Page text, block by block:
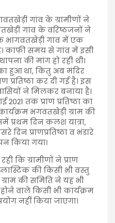
गांव के ग्रामीणों ने
गांव के वरिष्ठजनों ने
भागवतखेड़ी गांव में एक
काफी समय से गांव में इसी
की मांग हो रही थी।
हुआ था, किंतु अब मंदिर
प्रतिष्ठा कर दी गई है। इस
ने मिलकर बनाया है।
तक प्राण प्रतिष्ठा का
भगवतखेड़ी ग्राम की
प्रथम दिन कलश यात्रा,
दिन प्राणप्रतिष्ठा व भंडारे
किया गया।
कि ग्रामीणों ने प्राण
की किसी भी वस्तु
की समिति ने यह भी
वाले किसी भी कार्यक्रम
नहीं किया जाएगा।